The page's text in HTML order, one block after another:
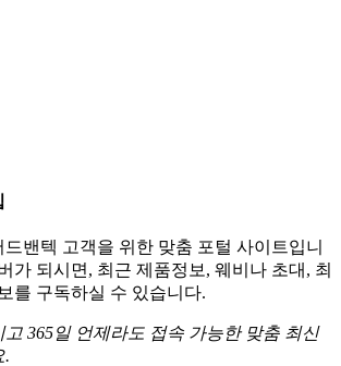
밴텍 고객을 위한 맞춤 포털 사이트입니
가 되시면, 최근 제품정보, 웨비나 초대, 최
를 구독하실 수 있습니다.
365일 언제라도 접속 가능한 맞춤 최신
.